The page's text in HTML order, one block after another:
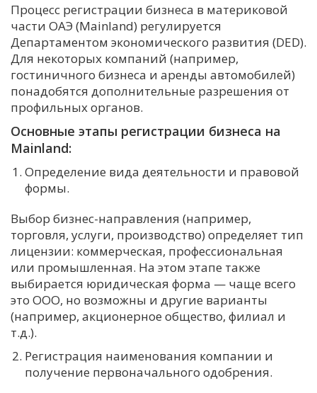
Процесс регистрации бизнеса в материковой
части ОАЭ (Mainland) регулируется
Департаментом экономического развития (DED).
Для некоторых компаний (например,
гостиничного бизнеса и аренды автомобилей)
понадобятся дополнительные разрешения от
профильных органов.
Основные этапы регистрации бизнеса на
Mainland:
Определение вида деятельности и правовой
формы.
Выбор бизнес-направления (например,
торговля, услуги, производство) определяет тип
лицензии: коммерческая, профессиональная
или промышленная. На этом этапе также
выбирается юридическая форма — чаще всего
это ООО, но возможны и другие варианты
(например, акционерное общество, филиал и
т.д.).
Регистрация наименования компании и
получение первоначального одобрения.